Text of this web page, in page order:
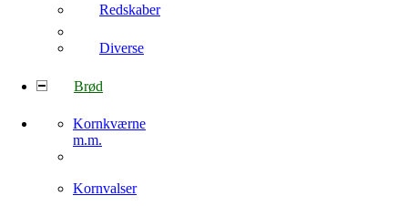
Redskaber
Diverse
Brød
Kornkværne
m.m.
Kornvalser